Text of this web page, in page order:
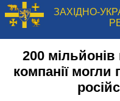
ЗАХІДНО-
200 мільйонів
компанії могли